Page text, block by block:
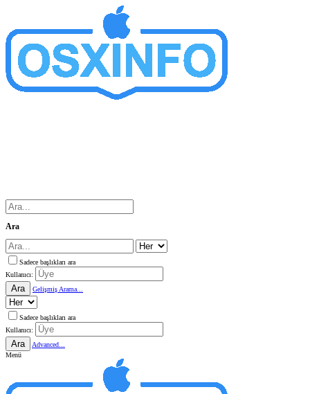
Ara
Sadece başlıkları ara
Kullanıcı:
Ara Gelişmiş Arama...
Sadece başlıkları ara
Kullanıcı:
Ara
Advanced...
Menü